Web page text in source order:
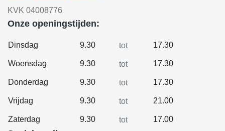
KVK 04008776
Onze openingstijden:
Dinsdag 9.30 tot 17.30
Woensdag 9.30 tot 17.30
Donderdag 9.30 tot 17.30
Vrijdag 9.30 tot 21.00
Zaterdag 9.30 tot 17.00